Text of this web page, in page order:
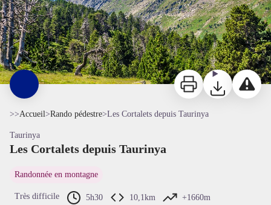
ImprimerTéléchargerSignaler
>>Accueil>Rando pédestre>Les Cortalets depuis Taurinya
Taurinya
Les Cortalets depuis Taurinya
Randonnée en montagne
Très difficile 5h30 10,1km
+1660m